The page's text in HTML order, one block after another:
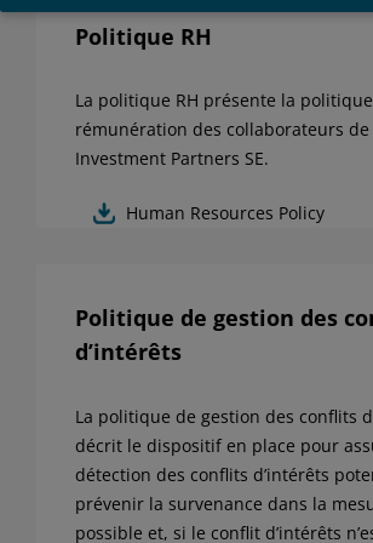
Politique RH
La politique RH présente la
rémunération des collaborateurs de
Investment Partners SE.
Human Resources Policy
Politique de gestion des
d’intérêts
La politique de gestion des conflits
décrit le dispositif en place pour
détection des conflits d’intérêts
prévenir la survenance dans la
possible et, si le conflit d’intérêts
accepter. L’investisseur doit également
n’est donnée que les OPC atteindront
L’investisseur peut ne pas récupérer le
au départ. Il est rappelé également que les
performances futures. Préalablement à
d’information clé pour l’investisseur (DICI)
Prospectus, le Placement Memorandum ou
demande auprès de SCOR Investment
Service Commercial & Marketing.
Les informations contenues sur ce site
propriété exclusive de SCOR Investment
ne doivent être ni copiées, ni reproduites,